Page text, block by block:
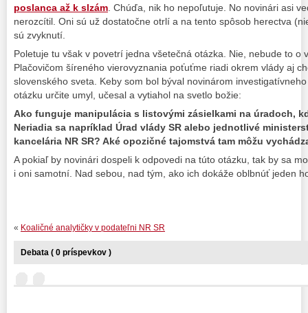
poslanca až k slzám . Chúďa, nik ho nepoľutuje. No novinári asi
nerozcítil. Oni sú už dostatočne otrlí a na tento spôsob herectva
sú zvyknutí.
Poletuje tu však v povetrí jedna všetečná otázka. Nie, nebude to o
Plačovičom šíreného vierovyznania poťuťme riadi okrem vlády aj
slovenského sveta. Keby som bol býval novinárom
otázku určite umyl, učesal a vytiahol na svetlo božie:
Ako funguje manipulácia s listovými zásielkami na úradoch,
Neriadia sa napríklad Úrad vlády SR alebo jednotlivé
kancelária NR SR? Aké opozičné tajomstvá tam môžu
A pokiaľ by novinári dospeli k odpovedi na túto otázku, tak by sa
i oni samotní. Nad sebou, nad tým, ako ich dokáže oblbnúť jeden
« Koaličné analytičky v podateľni NR SR
Debata ( 0 príspevkov )